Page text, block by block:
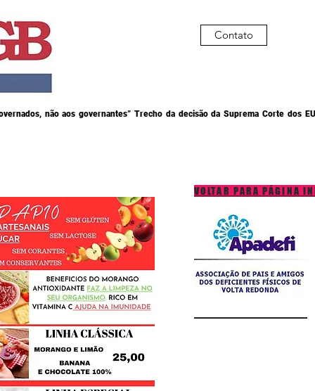
não aos governantes” Trecho da decisão da Suprema Corte dos
Contato
VOLTAR PARA PÁGINA